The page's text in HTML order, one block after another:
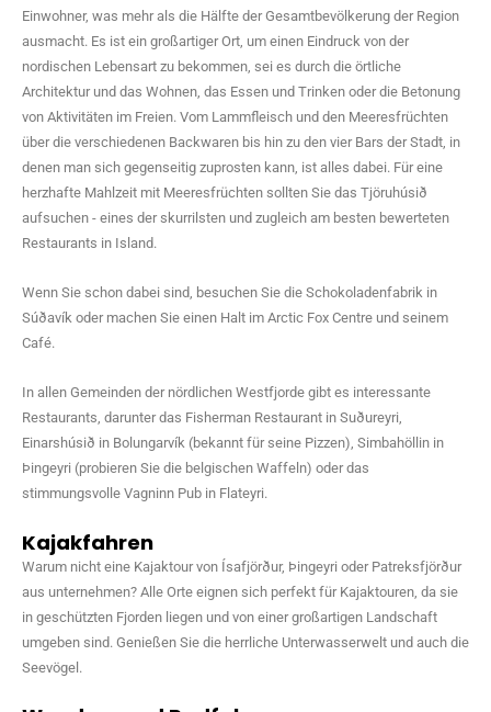
Einwohner, was mehr als die Hälfte der Gesamtbevölkerung der Region
ausmacht. Es ist ein großartiger Ort, um einen Eindruck von der
nordischen Lebensart zu bekommen, sei es durch die örtliche
Architektur und das Wohnen, das Essen und Trinken oder die Betonung
von Aktivitäten im Freien. Vom Lammfleisch und den Meeresfrüchten
über die verschiedenen Backwaren bis hin zu den vier Bars der Stadt, in
denen man sich gegenseitig zuprosten kann, ist alles dabei. Für eine
herzhafte Mahlzeit mit Meeresfrüchten sollten Sie das Tjöruhúsið
aufsuchen - eines der skurrilsten und zugleich am besten bewerteten
Restaurants in Island.
Wenn Sie schon dabei sind, besuchen Sie die Schokoladenfabrik in
Súðavík oder machen Sie einen Halt im Arctic Fox Centre und seinem
Café.
In allen Gemeinden der nördlichen Westfjorde gibt es interessante
Restaurants, darunter das Fisherman Restaurant in Suðureyri,
Einarshúsið in Bolungarvík (bekannt für seine Pizzen), Simbahöllin in
Þingeyri (probieren Sie die belgischen Waffeln) oder das
stimmungsvolle Vagninn Pub in Flateyri.
Kajakfahren
Warum nicht eine Kajaktour von Ísafjörður, Þingeyri oder Patreksfjörður
aus unternehmen? Alle Orte eignen sich perfekt für Kajaktouren, da sie
in geschützten Fjorden liegen und von einer großartigen Landschaft
umgeben sind. Genießen Sie die herrliche Unterwasserwelt und auch die
Seevögel.